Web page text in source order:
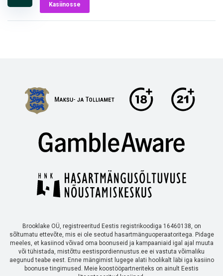
Kasiinosse
Brooklake OÜ, registreeritud Eestis registrikoodiga 16460138, on
sõltumatu ettevõte, mis ei ole seotud hasartmänguoperaatoritega. Pidage
meeles, et kasiinod võivad oma boonuseid ja kampaaniaid igal ajal muuta
või tühistada, mistõttu eestispordiennustus.ee ei vastuta võimaliku
aegunud teabe eest. Enne mängimist lugege alati hoolikalt läbi iga kasiino
boonuse tingimused. Meie koostööpartneriteks on ainult Eestis